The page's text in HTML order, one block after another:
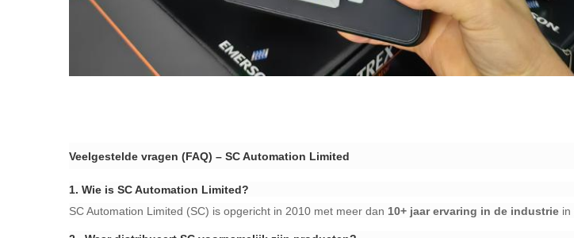
Veelgestelde vragen (FAQ) – SC Automation Limited​
​1. Wie is SC Automation Limited?​
SC Automation Limited (SC) is opgericht in 2010 met meer dan ​ ​10+ jaar ervaring in de industrie​